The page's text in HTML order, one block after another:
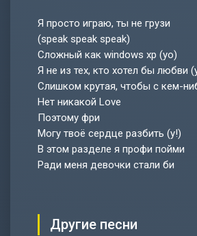
Я просто играю, ты не грузи
(speak speak speak)
Сложный как windows xp (yo)
Я не из тех, кто хотел бы любви
Слишком крутая, чтобы с кем-
Нет никакой Love
Поэтому фри
Могу твоё сердце разбить (y!)
В этом разделе я профи пойми
Ради меня девочки стали би
Другие песни